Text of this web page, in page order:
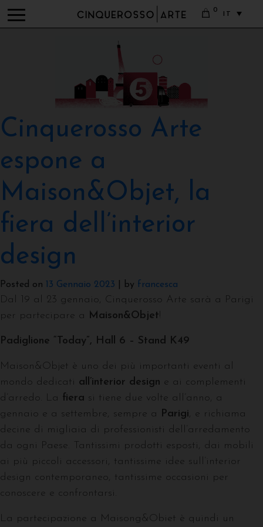
0
IT
Cinquerosso Arte
espone a
Maison&Objet, la
fiera dell’interior
design
Posted on 13 Gennaio 2023 by francesca
Dal 19 al 23 gennaio, Cinquerosso Arte sarà a Parigi
per partecipare a Maison&Objet!
Padiglione “Today”, Hall 6 – Stand K49
Maison&Objet è uno dei più importanti eventi al
mondo dedicati all’interior design e ai complementi
d’arredo. La fiera si tiene due volte all’anno, a
gennaio e a settembre, sempre a Parigi , e richiama
decine di migliaia di professionisti dell’arredamento
da ogni Paese. Tantissimi prodotti esposti, dai mobili
ai più piccoli accessori, tantissime idee sull’interior
design contemporaneo, tantissime occasioni per
conoscere e confrontarsi.
La partecipazione a Maisong&Obiet è quindi un